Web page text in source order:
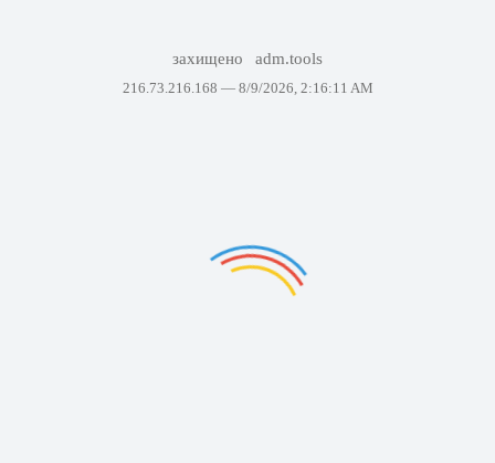
захищено adm.tools
216.73.216.168 — 8/9/2026, 2:16:11 AM